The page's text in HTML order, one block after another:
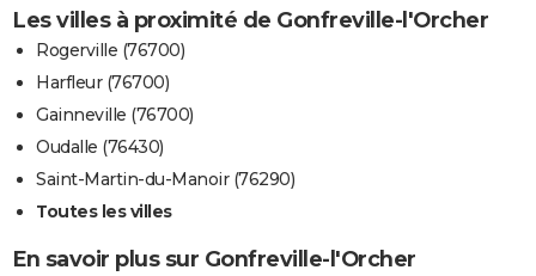
Les villes à proximité de Gonfreville-l'Orcher
Rogerville (76700)
Harfleur (76700)
Gainneville (76700)
Oudalle (76430)
Saint-Martin-du-Manoir (76290)
Toutes les villes
En savoir plus sur Gonfreville-l'Orcher